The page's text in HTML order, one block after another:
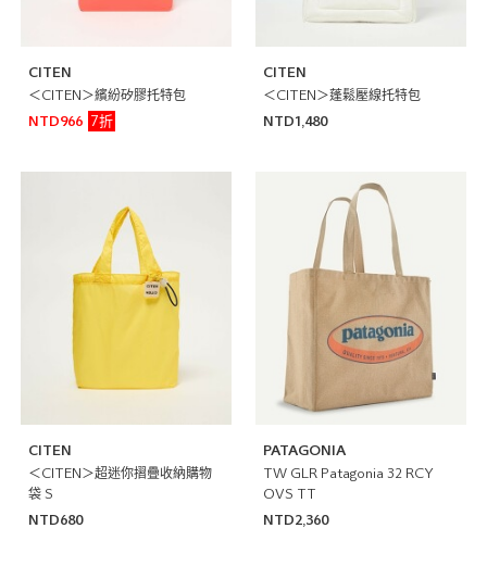
CITEN
＜CITEN＞繽紛矽膠托特包
NTD966
7折
CITEN
＜CITEN＞蓬鬆壓線托特包
NTD1,480
CITEN
＜CITEN＞超迷你摺疊收納購物
袋 S
NTD680
PATAGONIA
TW GLR Patagonia 32 RCY
OVS TT
NTD2,360